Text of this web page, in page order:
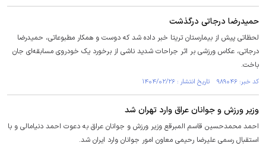
حمیدرضا درجاتی درگذشت
لحظاتی پیش از بیمارستان تریتا خبر داده شد که دوست و همکار مطبوعاتی، حمیدرضا
درجاتی، عکاس ورزشی بر اثر جراحات شدید ناشی از برخورد یک خودروی مسابقه‌ای جان
باخت.
کد خبر: ۹۸۹۰۴۶ تاریخ انتشار : ۱۴۰۴/۰۲/۲۶
وزیر ورزش و جوانان عراق وارد تهران شد
احمد محمدحسین قاسم المبرقع وزیر ورزش و جوانان عراق به دعوت احمد دنیامالی و با
استقبال رسمی علیرضا رحیمی معاون امور جوانان وارد ایران شد.